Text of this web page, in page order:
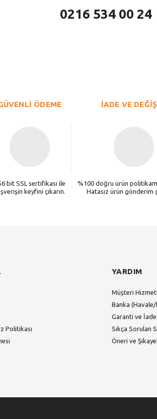
0216 534 00 24
ÖDEME
bit SSL sertifikası ile
keyfini çıkarın.
İADE VE
%100 doğru ürün
Hatasız ürün gönderim
Politikası
YARDIM
Müşteri
Banka
Garanti ve İade
Sıkça Sorulan
Öneri ve